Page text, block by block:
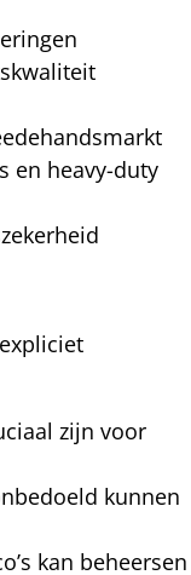
en heavy-duty
zijn voor
kunnen
kan beheersen